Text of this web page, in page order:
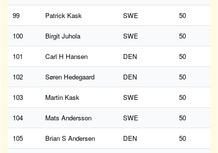
99 Patrick Kask SWE 50
100 Birgit Juhola SWE 50
101 Carl H Hansen DEN 50
102 Søren Hedegaard DEN 50
103 Martin Kask SWE 50
104 Mats Andersson SWE 50
105 Brian S Andersen DEN 50